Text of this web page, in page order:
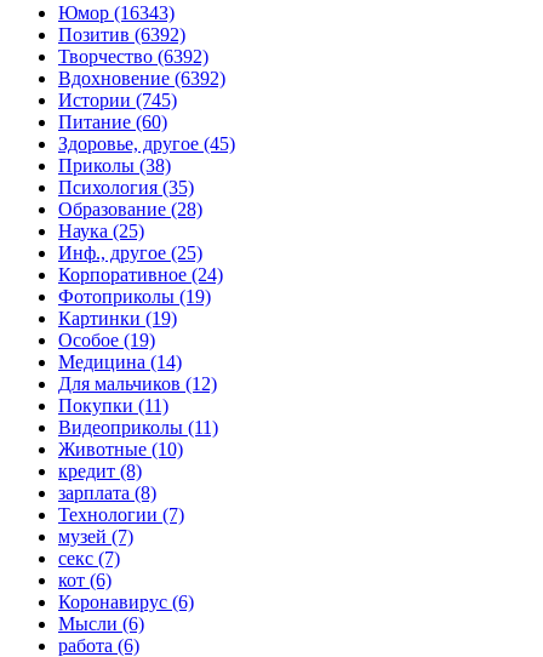
Юмор (16343)
Позитив (6392)
Творчество (6392)
Вдохновение (6392)
Истории (745)
Питание (60)
Здоровье, другое (45)
Приколы (38)
Психология (35)
Образование (28)
Наука (25)
Инф., другое (25)
Корпоративное (24)
Фотоприколы (19)
Картинки (19)
Особое (19)
Медицина (14)
Для мальчиков (12)
Покупки (11)
Видеоприколы (11)
Животные (10)
кредит (8)
зарплата (8)
Технологии (7)
музей (7)
секс (7)
кот (6)
Коронавирус (6)
Мысли (6)
работа (6)